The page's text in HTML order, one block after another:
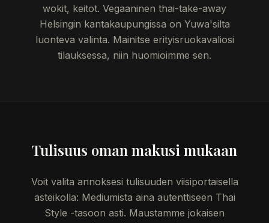
wokit, keitot. Vegaaninen thai-take-away
Helsingin kantakaupungissa on Yuwa'silta
luonteva valinta. Mainitse erityisruokavaliosi
tilauksessa, niin huomioimme sen.
Tulisuus oman makusi mukaan
Voit valita annoksesi tulisuuden viisiportaisella
asteikolla: Mediumista aina autenttiseen Thai
Style -tasoon asti. Maustamme jokaisen